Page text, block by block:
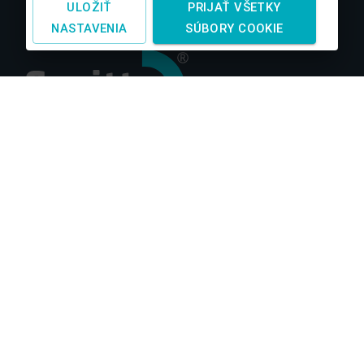
je možné bez takéhoto súhlasu
používať
ULOŽIŤ
NASTAVENIA
PRIJAŤ VŠETKY
SÚBORY COOKIE